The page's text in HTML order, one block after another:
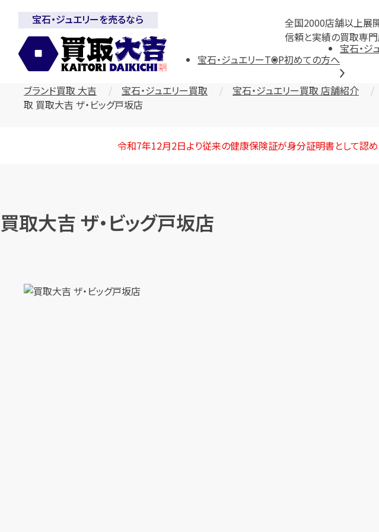
全国2000店舗以上展
信頼と実績の買取専門
宝石・ジュエリーを売るなら
宝石・ジュエリーTOP初めての方へ
宝石・ジ
ブランド買取 大吉 宝石・ジュエリー買取 宝石・ジュエリー買取 店舗紹介
取 買取大吉 ザ・ビッグ戸坂店
令和7年12月2日より従来の健康保険証が身分証明書として認め
買取大吉 ザ・ビッグ戸坂店